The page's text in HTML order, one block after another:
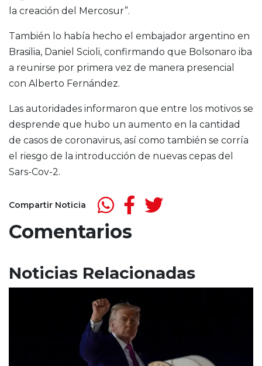
la creación del Mercosur”.
También lo había hecho el embajador argentino en
Brasilia, Daniel Scioli, confirmando que Bolsonaro iba
a reunirse por primera vez de manera presencial
con Alberto Fernández.
Las autoridades informaron que entre los motivos se
desprende que hubo un aumento en la cantidad
de casos de coronavirus, así como también se corría
el riesgo de la introducción de nuevas cepas del
Sars-Cov-2.
Compartir Noticia
Comentarios
Noticias Relacionadas